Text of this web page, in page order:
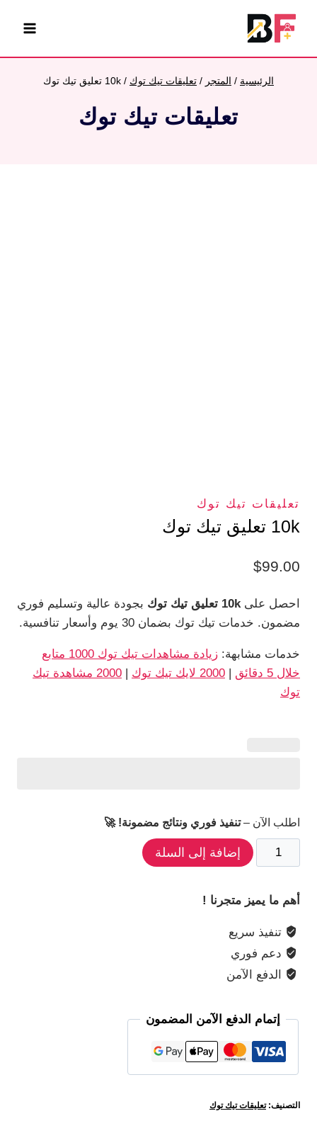
المحتوى
الرئيسية / المتجر / تعليقات تيك توك / 10k تعليق تيك توك
تعليقات تيك توك
تعليقات تيك توك
10k تعليق تيك توك
$99.00
احصل على 10k تعليق تيك توك
بجودة عالية وتسليم فوري
مضمون. خدمات تيك توك بضمان 30 يوم وأسعار تنافسية.
خدمات مشابهة:
زيادة مشاهدات تيك توك 1000 متابع
خلال 5 دقائق
| 2000 لايك تيك توك |
2000 مشاهدة تيك
توك
اطلب الآن –تنفيذ فوري ونتائج مضمونة! 🚀
كمية
10k
تيك
توك
إضافة إلى السلة
أهم ما يميز متجرنا !
تنفيذ سريع
دعم فوري
الدفع الآمن
إتمام الدفع الآمن المضمون
التصنيف:تعليقات تيك توك